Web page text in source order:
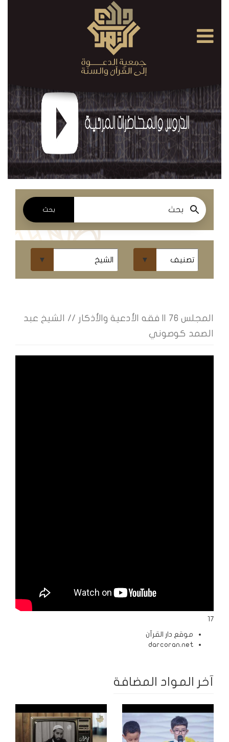
الدروس
والمحاضرات
المسموعة
الدروس
والمحاضرات
الدروس
ومحاضرات
المباشر
الكتب
بحث
المجلس 76 || فقه الأدعية والأذكار // الشيخ عبد
الصمد كوصوني
17
موقع دار القرآن
darcoran.net
آخر المواد المضافة